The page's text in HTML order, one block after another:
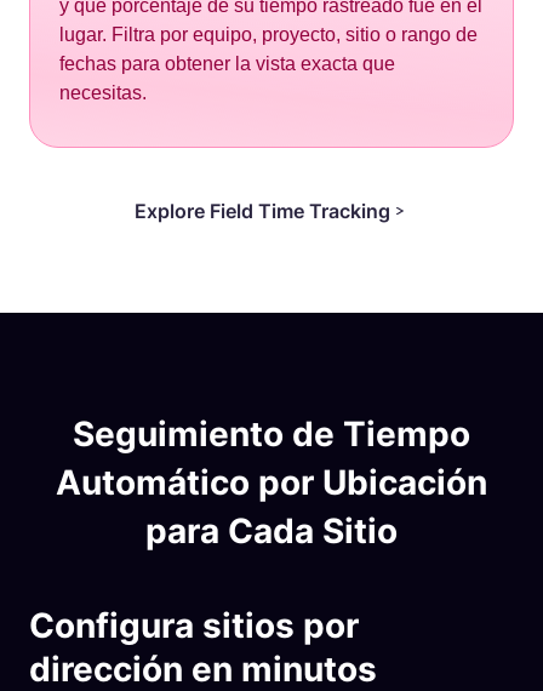
y qué porcentaje de su tiempo rastreado fue en el
lugar. Filtra por equipo, proyecto, sitio o rango de
fechas para obtener la vista exacta que
necesitas.
Explore Field Time Tracking
Seguimiento de Tiempo
Automático por Ubicación
para Cada Sitio
Configura sitios por
dirección en minutos